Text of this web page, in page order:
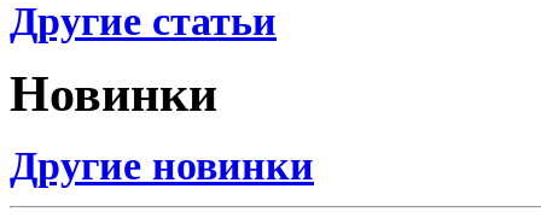
Другие статьи
Новинки
Другие новинки